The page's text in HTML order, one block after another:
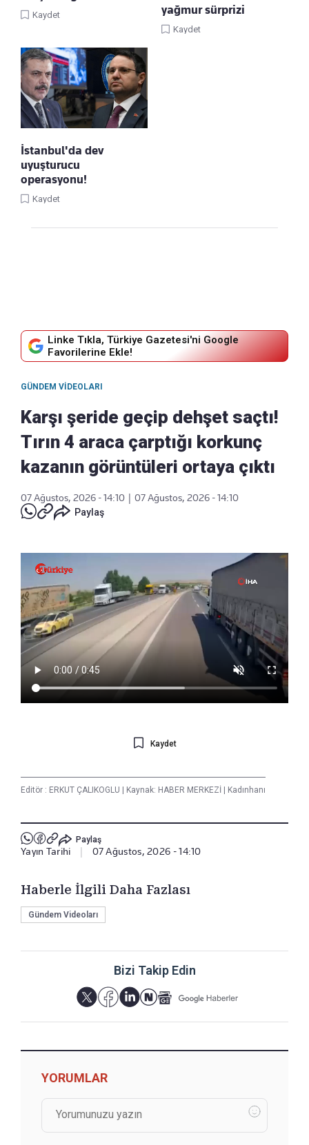
Kaydet
yağmur sürprizi
Kaydet
İstanbul'da dev
uyuşturucu
operasyonu!
Kaydet
Linke Tıkla, Türkiye Gazetesi'ni Google
Favorilerine Ekle!
GÜNDEM VIDEOLARI
Karşı şeride geçip dehşet saçtı!
Tırın 4 araca çarptığı korkunç
kazanın görüntüleri ortaya çıktı
07 Ağustos, 2026 - 14:10
07 Ağustos, 2026 - 14:10
Paylaş
Kaydet
Editör : ERKUT ÇALIKOGLU Kaynak: HABER MERKEZİ Kadınhanı
Paylaş
Yayın Tarihi 07 Ağustos, 2026 - 14:10
Haberle İlgili Daha Fazlası
Gündem Videoları
Bizi Takip Edin
YORUMLAR